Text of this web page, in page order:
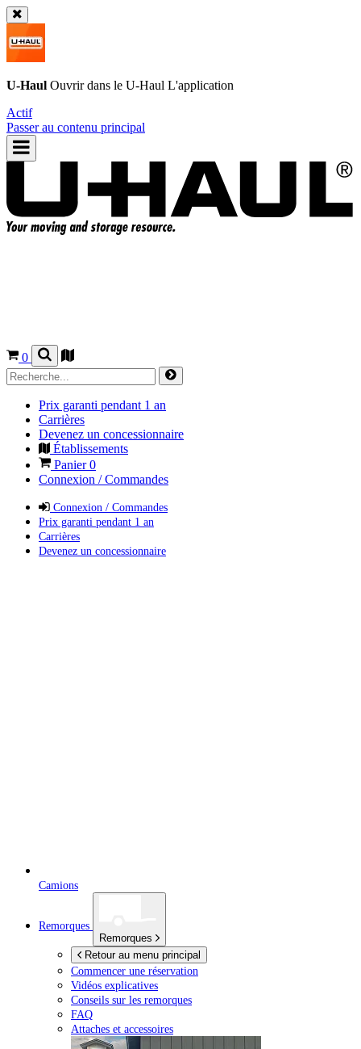
U-Haul Ouvrir dans le U-Haul L'application
Actif
Passer au contenu principal
0
Prix garanti pendant 1 an
Carrières
Devenez un concessionnaire
Établissements
Panier0
Connexion / Commandes
Connexion / Commandes
Prix garanti pendant 1 an
Carrières
Devenez un concessionnaire
Camions
Remorques
Remorques
Retour au menu principal
Commencer une réservation
Vidéos explicatives
Conseils sur les remorques
FAQ
Attaches et accessoires